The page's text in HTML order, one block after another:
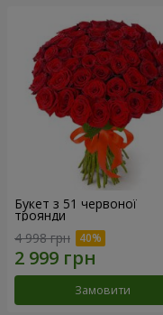
Букет з 51 червоної
троянди
4 998 грн
Замовити